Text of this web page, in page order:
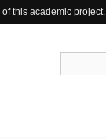
this academic project.